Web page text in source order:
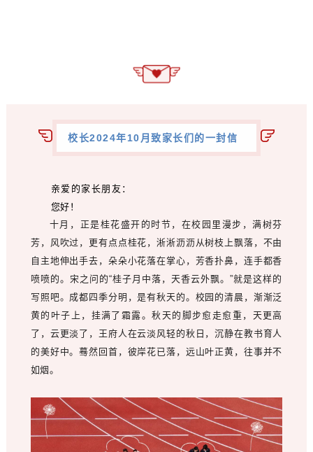
校长2024年10月致家长们的一封信
亲爱的家长朋友：
您好！
十月，正是桂花盛开的时节，在校园里漫步，满树芬
芳，风吹过，更有点点桂花，淅淅沥沥从树枝上飘落，不由
自主地伸出手去，朵朵小花落在掌心，芳香扑鼻，连手都香
喷喷的。宋之问的“桂子月中落，天香云外飘。”就是这样的
写照吧。成都四季分明，是有秋天的。校园的清晨，渐渐泛
黄的叶子上，挂满了霜露。秋天的脚步愈走愈重，天更高
了，云更淡了，王府人在云淡风轻的秋日，沉静在教书育人
的美好中。蓦然回首，彼岸花已落，远山叶正黄，往事并不
如烟。